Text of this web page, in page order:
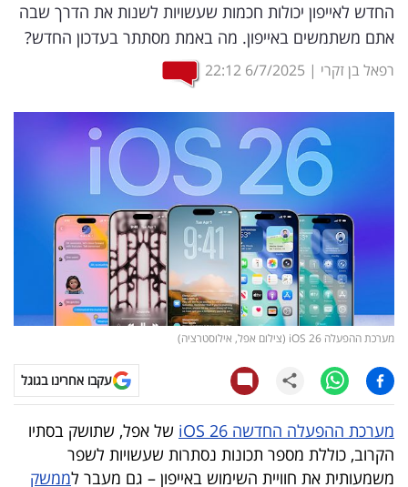
שיווק
ופרסום
ומחקרים
דעות
רכילות
עסקית
קריפטו
ויראלי
טלוויזיה
עסקי
ספורט
החדש לאייפון יכולות חכמות שעשויות לשנות את הדרך שבה
אתם משתמשים באייפון. מה באמת מסתתר בעדכון החדש?
רפאל בן זקרי |
6/7/2025
22:12
מערכת ההפעלה iOS 26 (צילום אפל, אילוסטרציה)
עקבו אחרינו בגוגל
מערכת ההפעלה החדשה iOS 26
של אפל, שתושק בסתיו
הקרוב, כוללת מספר תכונות נסתרות שעשויות לשפר
משמעותית את חוויית השימוש באייפון – גם מעבר לממשק